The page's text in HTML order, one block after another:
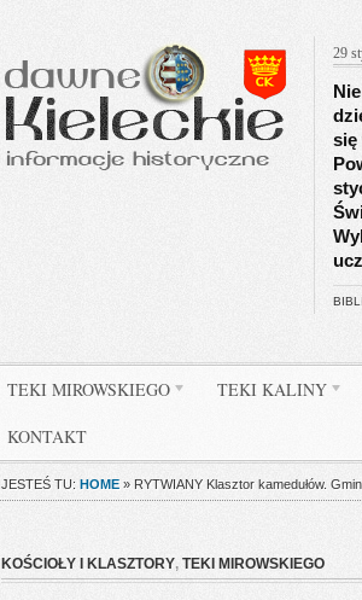
29
się
TEKI MIROWSKIEGO TEKI KALINY
KONTAKT
JESTEŚ TU: HOME » RYTWIANY Klasztor kamedułów.
KOŚCIOŁY I KLASZTORY, TEKI MIROWSKIEGO